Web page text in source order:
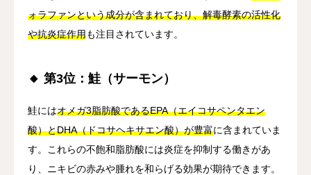
ォラファンという成分が含まれており、解毒酵素の活性化
や抗炎症作用も注目されています。
🔸 第3位：鮭（サーモン）
鮭にはオメガ3脂肪酸であるEPA（エイコサペンタエン
酸）とDHA（ドコサヘキサエン酸）が豊富に含まれていま
す。これらの不飽和脂肪酸には炎症を抑制する働きがあ
り、ニキビの赤みや腫れを和らげる効果が期待できます。